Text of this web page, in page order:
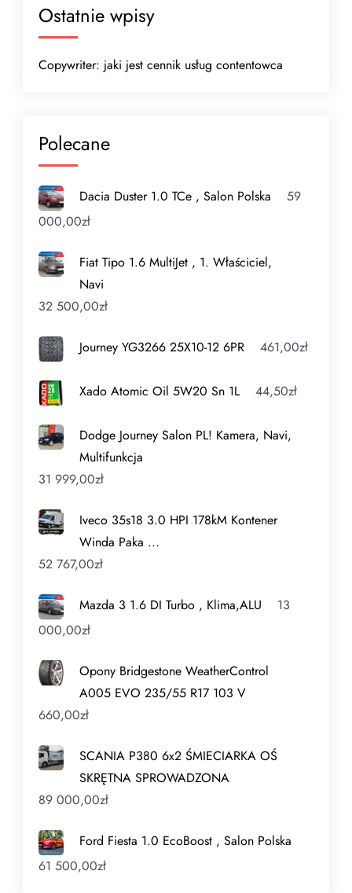
Ostatnie wpisy
Copywriter: jaki jest cennik usług contentowca
Polecane
Dacia Duster 1.0 TCe , Salon Polska
59
000,00zł
Fiat Tipo 1.6 MultiJet , 1. Właściciel,
Navi
32 500,00zł
Journey YG3266 25X10-12 6PR 461,00zł
Xado Atomic Oil 5W20 Sn 1L 44,50zł
Dodge Journey Salon PL! Kamera, Navi,
Multifunkcja
31 999,00zł
Iveco 35s18 3.0 HPI 178kM Kontener
Winda Paka ...
52 767,00zł
Mazda 3 1.6 DI Turbo , Klima,ALU
13
000,00zł
Opony Bridgestone WeatherControl
A005 EVO 235/55 R17 103 V
660,00zł
SCANIA P380 6x2 ŚMIECIARKA OŚ
SKRĘTNA SPROWADZONA
89 000,00zł
Ford Fiesta 1.0 EcoBoost , Salon Polska
61 500,00zł